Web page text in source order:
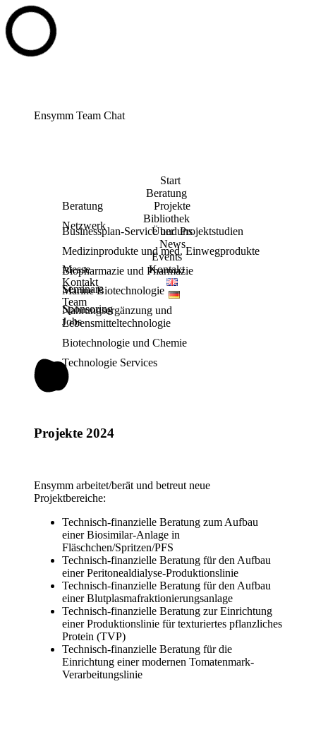
Ensymm Team Chat
Start
Beratung
Beratung
Netzwerk
Projekte
Bibliothek
Businessplan-Service und Projektstudien
Medizinprodukte und med. Einwegprodukte
Biopharmazie und Pharmazie
Marine Biotechnologie
Nahrungsergänzung und
Lebensmitteltechnologie
Biotechnologie und Chemie
Technologie Services
Über uns
News
Events
Messe
Seminare
Sponsoring
Kontakt
Kontakt
Team
Jobs
Projekte 2024
Ensymm arbeitet/berät und betreut neue
Projektbereiche:
Technisch-finanzielle Beratung zum Aufbau
einer Biosimilar-Anlage in
Fläschchen/Spritzen/PFS
Technisch-finanzielle Beratung für den Aufbau
einer Peritonealdialyse-Produktionslinie
Technisch-finanzielle Beratung für den Aufbau
einer Blutplasmafraktionierungsanlage
Technisch-finanzielle Beratung zur Einrichtung
einer Produktionslinie für texturiertes pflanzliches
Protein (TVP)
Technisch-finanzielle Beratung für die
Einrichtung einer modernen Tomatenmark-
Verarbeitungslinie